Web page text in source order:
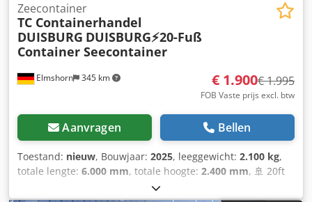
Elmshorn 345 km
Zeecontainer
TC Containerhandel
DUISBURG DUISBURG⚡️20-Fuß
Container Seecontainer
€ 1.900€ 1.995
FOB Vaste prijs excl. btw
Aanvragen Bellen
Toestand: nieuw, Bouwjaar: 2025, leeggewicht: 2.100 kg,
totale lengte: 6.000 mm, totale hoogte: 2.400 mm, 🚢 20ft
opslagcontainer – Zo goed als nieuw (bouwjaar 2025 /